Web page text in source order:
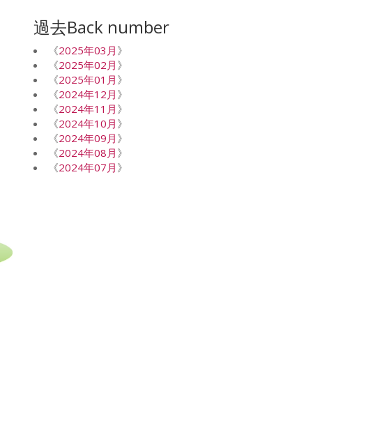
過去Back number
《2025年03月 》
《2025年02月 》
《2025年01月 》
《2024年12月 》
《2024年11月 》
《2024年10月 》
《2024年09月 》
《2024年08月 》
《2024年07月 》